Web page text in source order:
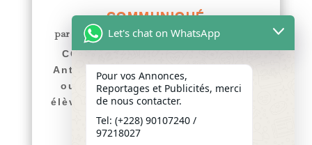
COMMUNIQUÉ
par Yawo KLOUSSE|Juil 29, 2026|Actualités
COMMUNIQUÉ Le Collège Saint
Antoine de Padoue de Hanoukopé
ouvre ses portes aux nouveaux
élèves pour l’année scolaire 2026-
2027. Afin d’accompagner...
lire plus
Let's chat on WhatsApp
Pour vos Annonces,
Reportages et Publicités, merci
de nous contacter.
Tel: (+228) 90107240 /
97218027